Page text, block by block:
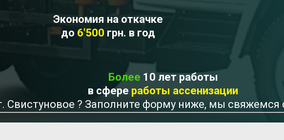
Экономия на откачке
до 6'500 грн. в год
Более 10 лет работы
в сфере работы ассенизации
Свистуновое ? Заполните форму ниже, мы